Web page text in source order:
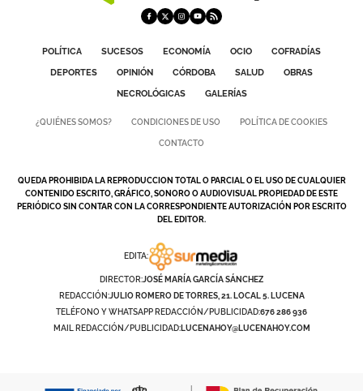
POLÍTICA SUCESOS ECONOMÍA OCIO
COFRADÍAS
DEPORTES
OPINIÓN CÓRDOBA SALUD
OBRAS
NECROLÓGICAS
GALERÍAS
¿QUIÉNES SOMOS? CONDICIONES DE USO POLÍTICA DE COOKIES
CONTACTO
QUEDA PROHIBIDA LA REPRODUCCION TOTAL O PARCIAL O EL USO DE CUALQUIER
CONTENIDO ESCRITO, GRÁFICO, SONORO O AUDIOVISUAL PROPIEDAD DE ESTE
PERIÓDICO SIN CONTAR CON LA CORRESPONDIENTE AUTORIZACIÓN POR ESCRITO
DEL EDITOR.
EDITA:
DIRECTOR:JOSÉ MARÍA GARCÍA SÁNCHEZ
REDACCIÓN:JULIO ROMERO DE TORRES, 21. LOCAL 5. LUCENA
TELÉFONO Y WHATSAPP REDACCIÓN/PUBLICIDAD:676 286 936
MAIL REDACCIÓN/PUBLICIDAD:LUCENAHOY@LUCENAHOY.COM